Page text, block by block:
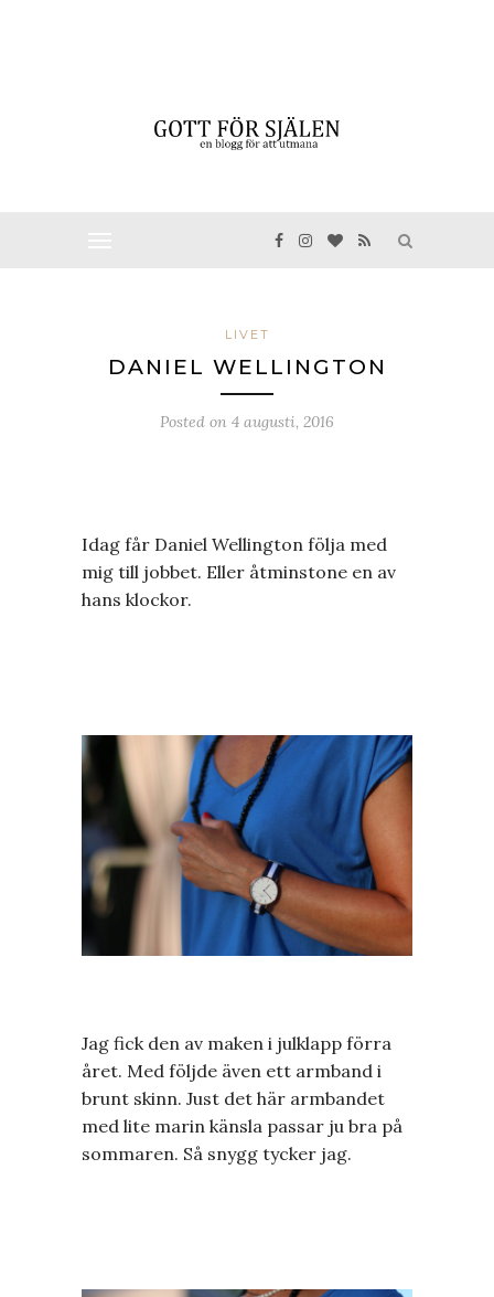
LIVET
DANIEL WELLINGTON
Posted on 4 augusti, 2016
Idag får Daniel Wellington följa med
mig till jobbet. Eller åtminstone en av
hans klockor.
Jag fick den av maken i julklapp förra
året. Med följde även ett armband i
brunt skinn. Just det här armbandet
med lite marin känsla passar ju bra på
sommaren. Så snygg tycker jag.